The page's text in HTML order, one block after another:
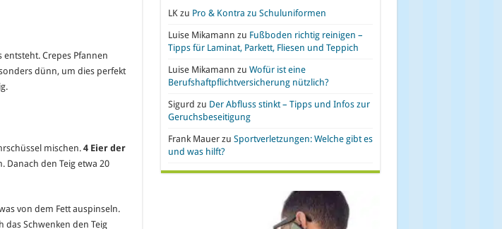
Crepes Pfannen
dünn, um dies perfekt
mischen. 4 Eier der
den Teig etwa 20
von dem Fett auspinseln.
das Schwenken den Teig
LKzu Pro & Kontra zu Schuluniformen
Luise Mikamann zu Fußboden richtig reinigen –
Tipps für Laminat, Parkett, Fliesen und Teppich
Luise Mikamann zu Wofür ist eine
Berufshaftpflichtversicherung nützlich?
Sigurd zu Der Abfluss stinkt – Tipps und Infos zur
Geruchsbeseitigung
Frank Mauerzu Sportverletzungen: Welche gibt es
und was hilft?